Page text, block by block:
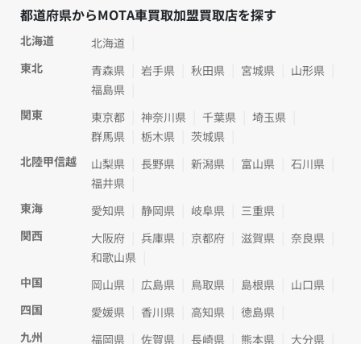
都道府県からMOTA車買取加盟買取店を探す
北海道
北海道
東北
青森県 岩手県 秋田県 宮城県
山形県
福島県
関東
東京都 神奈川県 千葉県
埼玉県
群馬県
栃木県
茨城県
北陸甲信越
山梨県 長野県 新潟県 富山県
石川県
福井県
東海
愛知県 静岡県 岐阜県
三重県
関西
大阪府 兵庫県 京都府 滋賀県
奈良県
和歌山県
中国
岡山県 広島県 鳥取県 島根県
山口県
四国
愛媛県 香川県 高知県
徳島県
九州
福岡県 佐賀県 長崎県 熊本県 大分県